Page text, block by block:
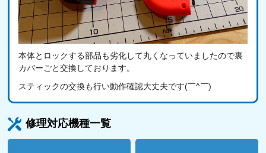
本体とロックする部品も劣化して丸くなっていましたので裏
カバーごと交換しております。
スティックの交換も行い動作確認大丈夫です(￣^￣)ゞ
修理対応機種一覧